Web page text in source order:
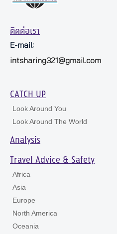
ติดต่อเรา
E-mail:
intsharing321@gmail.com
CATCH UP
Look Around You
Look Around The World
Analysis
Travel Advice & Safety
Africa
Asia
Europe
North America
Oceania